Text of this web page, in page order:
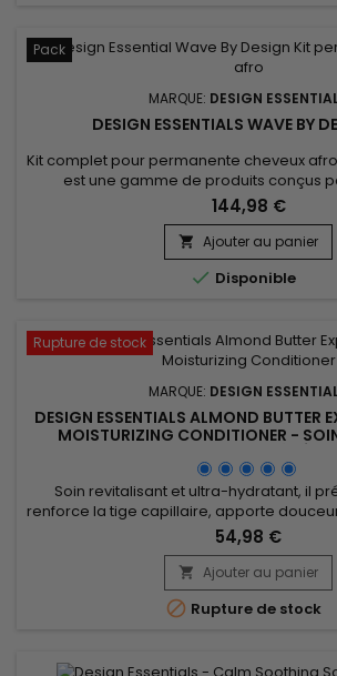
Pack
MARQUE: DESIGN
DESIGN ESSENTIALS WAVE BY
Kit complet pour permanente cheveux afro,
est une gamme de produits conçus
permanentes de soutien, des boucles,
texturés.&nbsp; La gamme de produits
donne de magnifiques boucles,
restructure et hydrate les cheveux, les
disciplinés.&nbsp; Kit...
144,98 €
 Ajouter au panier
 Disponible
Rupture de stock
MARQUE: DESIGN
DESIGN ESSENTIALS ALMOND BUTTER
MOISTURIZING CONDITIONER -
Soin revitalisant et ultra-hydratant, il
renforce la tige capillaire, apporte
aux cheveux secs et abîmés. Enrichi en
hydrolysée, Design Essentials Almond
Moisturizing Conditioner renforce la
améliore l’élasticité. La vitamine E
54,98 €
 Ajouter au panier
 Rupture de stock